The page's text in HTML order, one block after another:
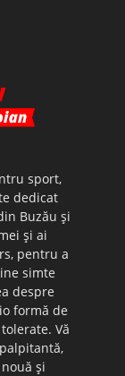
sport,
dedicat
Buzău şi
şi ai
pentru a
simte
despre
formă de
Vă
şi